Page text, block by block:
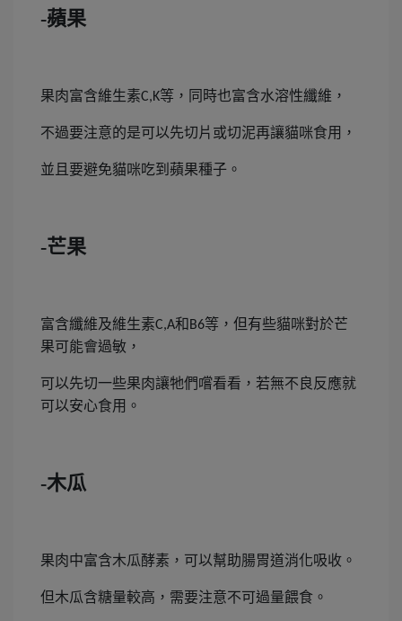
-蘋果
果肉富含維生素C,K等，同時也富含水溶性纖維，
不過要注意的是可以先切片或切泥再讓貓咪食用，
並且要避免貓咪吃到蘋果種子。
-芒果
富含纖維及維生素C,A和 B6等，但有些貓咪對於芒
果可能會過敏，
可以先切一些果肉讓牠們嚐看看，若無不良反應就
可以安心食用。
-木瓜
果肉中富含木瓜酵素，可以幫助腸胃道消化吸收。
但木瓜含糖量較高，需要注意不可過量餵食。